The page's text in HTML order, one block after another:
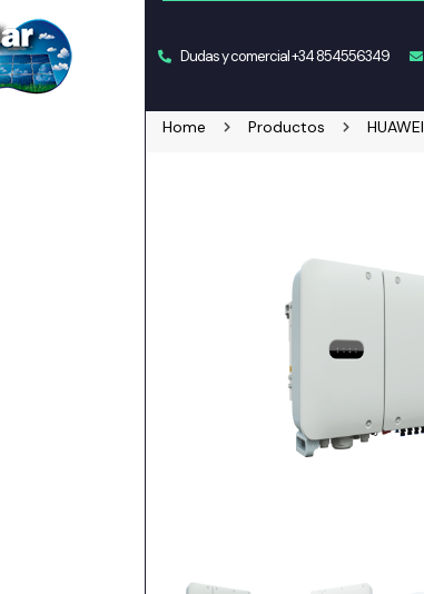
Dudas y comercial +34 854556349
Home Productos HUAWEI